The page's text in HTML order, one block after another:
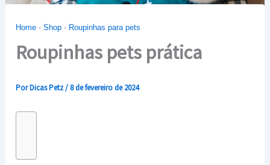
Home -Shop - Roupinhas para pets
Roupinhas pets prática
PorDicas Petz/8 de fevereiro de 2024